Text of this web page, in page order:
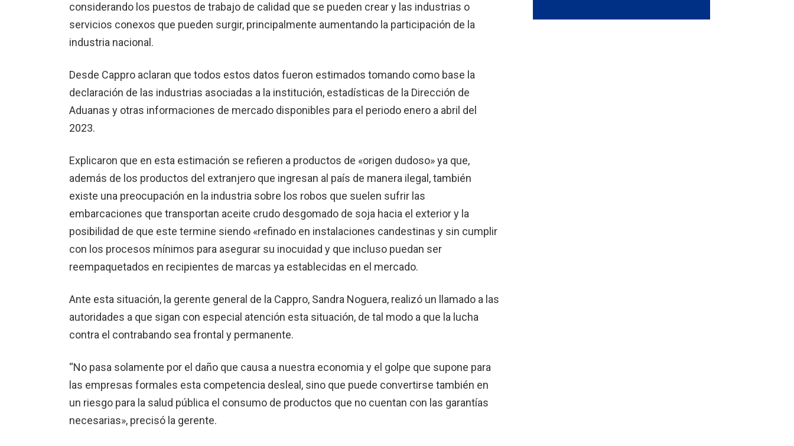
considerando los puestos de trabajo de calidad que se pueden crear y las industrias o
servicios conexos que pueden surgir, principalmente aumentando la participación de la
industria nacional.
Desde Cappro aclaran que todos estos datos fueron estimados tomando como base la
declaración de las industrias asociadas a la institución, estadísticas de la Dirección de
Aduanas y otras informaciones de mercado disponibles para el periodo enero a abril del
2023.
Explicaron que en esta estimación se refieren a productos de «origen dudoso» ya que,
además de los productos del extranjero que ingresan al país de manera ilegal, también
existe una preocupación en la industria sobre los robos que suelen sufrir las
embarcaciones que transportan aceite crudo desgomado de soja hacia el exterior y la
posibilidad de que este termine siendo «refinado en instalaciones candestinas y sin cumplir
con los procesos mínimos para asegurar su inocuidad y que incluso puedan ser
reempaquetados en recipientes de marcas ya establecidas en el mercado.
Ante esta situación, la gerente general de la Cappro, Sandra Noguera, realizó un llamado a las
autoridades a que sigan con especial atención esta situación, de tal modo a que la lucha
contra el contrabando sea frontal y permanente.
“No pasa solamente por el daño que causa a nuestra economia y el golpe que supone para
las empresas formales esta competencia desleal, sino que puede convertirse también en
un riesgo para la salud pública el consumo de productos que no cuentan con las garantías
necesarias», precisó la gerente.